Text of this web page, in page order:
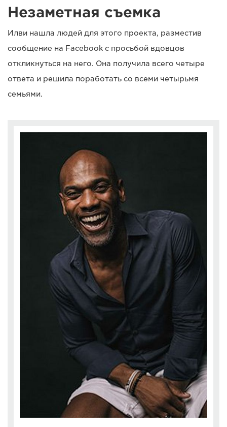
Незаметная съемка
Илви нашла людей для этого проекта, разместив
сообщение на Facebook с просьбой вдовцов
откликнуться на него. Она получила всего четыре
ответа и решила поработать со всеми четырьмя
семьями.